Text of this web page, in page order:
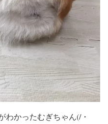
わかったむぎちゃん(/・